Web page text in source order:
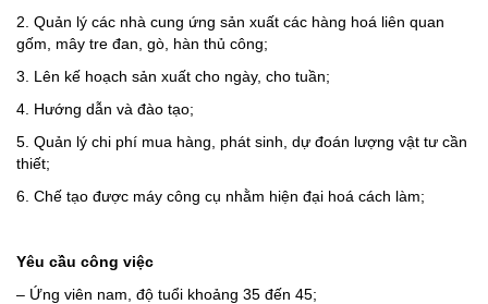
2. Quản lý các nhà cung ứng sản xuất các hàng hoá liên quan
gốm, mây tre đan, gò, hàn thủ công;
3. Lên kế hoạch sản xuất cho ngày, cho tuần;
4. Hướng dẫn và đào tạo;
5. Quản lý chi phí mua hàng, phát sinh, dự đoán lượng vật tư cần
thiết;
6. Chế tạo được máy công cụ nhằm hiện đại hoá cách làm;
Yêu cầu công việc
– Ứng viên nam, độ tuổi khoảng 35 đến 45;